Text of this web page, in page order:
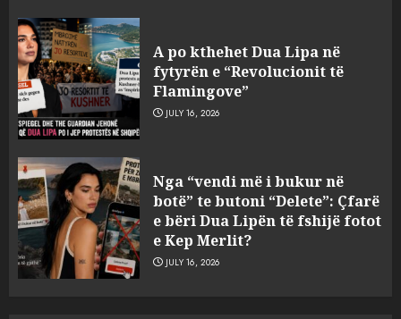
A po kthehet Dua Lipa në
fytyrën e “Revolucionit të
Flamingove”
JULY 16, 2026
Nga “vendi më i bukur në
botë” te butoni “Delete”: Çfarë
e bëri Dua Lipën të fshijë fotot
e Kep Merlit?
JULY 16, 2026
3
shkrihen, nisin aksionin
kundër propozimit të
mazhorancës
4
gjëndje alarmante, KESH blen
41.5 milionë euro energji për
periudhën korrik-shtator
AUGUST 6, 2026